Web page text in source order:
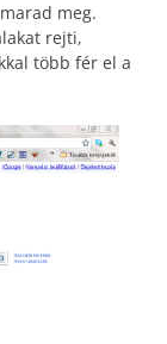
meg.
rejti,
több fér el a